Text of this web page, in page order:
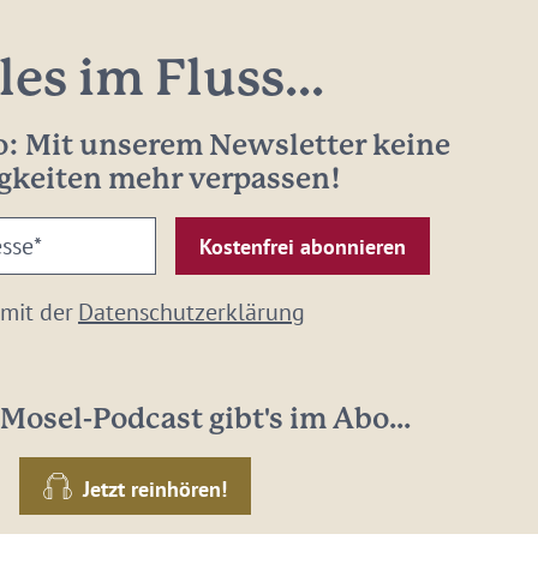
im Fluss...
Mit unserem Newsletter keine
mehr verpassen!
derDatenschutzerklärung
Podcast gibt's im Abo...
Jetzt reinhören!